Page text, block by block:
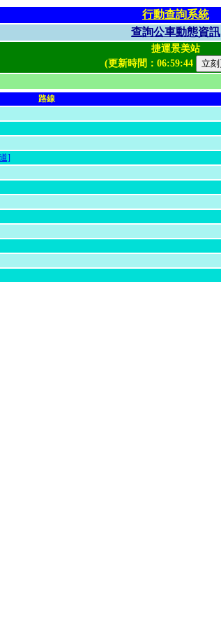
行動查詢系統
查詢公車動態資訊
捷運景美站
(更新時間： 06:59:44
路線
]